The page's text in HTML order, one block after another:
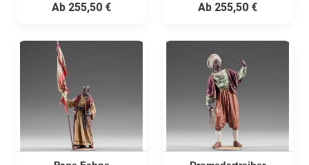
Ab 255,50 € Ab 255,50 €